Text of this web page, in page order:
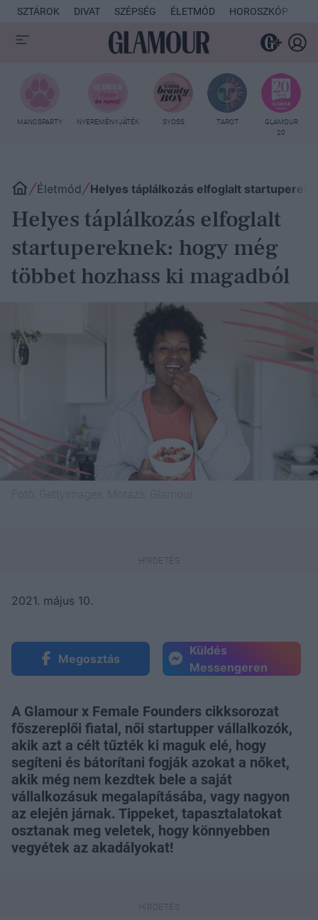
SZTÁROK DIVAT SZÉPSÉG ÉLETMÓD HOROSZKÓP
MANCSPARTY NYEREMÉNYJÁTÉK SYOSS TAROT
GLAMOUR
20
Életmód Helyes táplálkozás elfoglalt
Helyes táplálkozás elfoglalt
startupereknek: hogy még
többet hozhass ki magadból
2021. május 10.
Megosztás
Küldés
Messengeren
A Glamour x Female Founders cikksorozat
főszereplői fiatal, női startupper vállalkozók,
akik azt a célt tűzték ki maguk elé, hogy
segíteni és bátorítani fogják azokat a nőket,
akik még nem kezdtek bele a saját
vállalkozásuk megalapításába, vagy nagyon
az elején járnak. Tippeket, tapasztalatokat
osztanak meg veletek, hogy könnyebben
vegyétek az akadályokat!